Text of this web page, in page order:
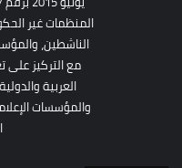
الناشطين،
مع التركيز على
العربية
والمؤسسات